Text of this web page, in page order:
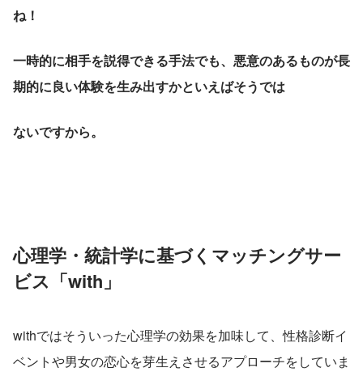
ね！
一時的に相手を説得できる手法でも、悪意のあるものが長
期的に良い体験を生み出すかといえばそうでは
ないですから。
心理学・統計学に基づくマッチングサー
ビス「with」
withではそういった心理学の効果を加味して、性格診断イ
ベントや男女の恋心を芽生えさせるアプローチをしていま